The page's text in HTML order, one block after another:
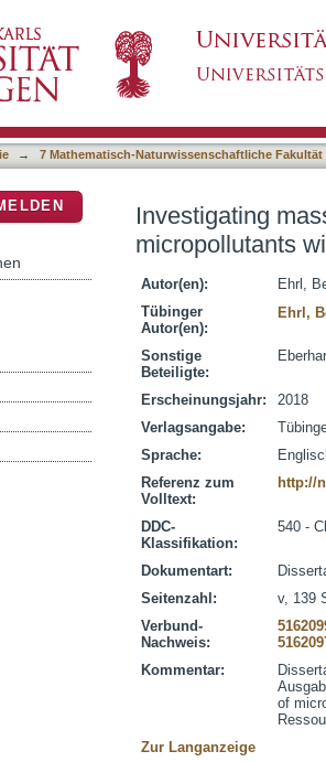
analysis
→ 7 Mathematisch-Naturwissenschaftliche Fakultät
Investigating
micropollutants
Autor(en):
Ehrl,
Tübinger
Autor(en):
Ehrl,
Sonstige
Beteiligte:
Erscheinungsjahr:
2018
Verlagsangabe:
Sprache:
Referenz zum
Volltext:
http://
DDC-
Klassifikation:
540 -
Dokumentart:
Seitenzahl:
v, 139
Verbund-
Nachweis:
Kommentar:
of
Zur Langanzeige